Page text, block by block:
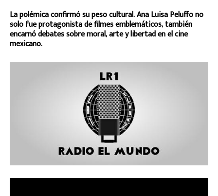
La polémica confirmó su peso cultural. Ana Luisa Peluffo no
solo fue protagonista de filmes emblemáticos, también
encarnó debates sobre moral, arte y libertad en el cine
mexicano.